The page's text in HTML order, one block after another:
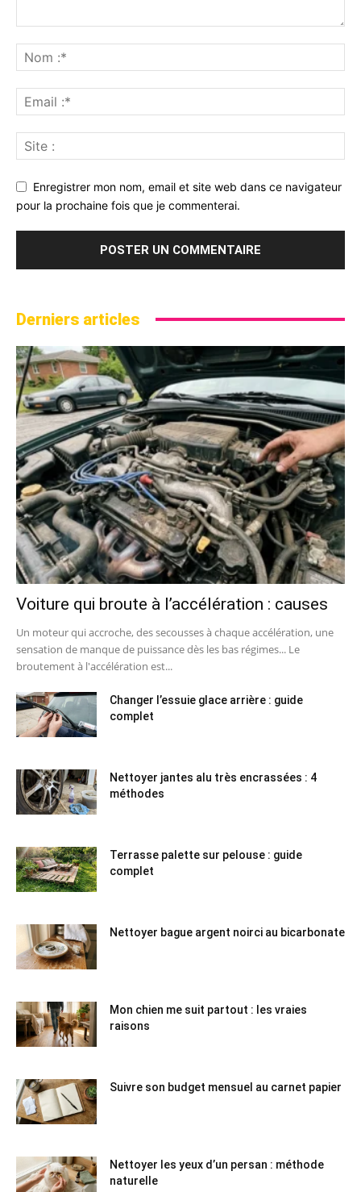
Enregistrer mon nom, email et site web dans ce navigateur
pour la prochaine fois que je commenterai.
Derniers articles
Voiture qui broute à l’accélération : causes
Un moteur qui accroche, des secousses à chaque accélération, une
sensation de manque de puissance dès les bas régimes... Le
broutement à l'accélération est...
Changer l’essuie glace arrière : guide
complet
Nettoyer jantes alu très encrassées : 4
méthodes
Terrasse palette sur pelouse : guide
complet
Nettoyer bague argent noirci au bicarbonate
Mon chien me suit partout : les vraies
raisons
Suivre son budget mensuel au carnet papier
Nettoyer les yeux d’un persan : méthode
naturelle